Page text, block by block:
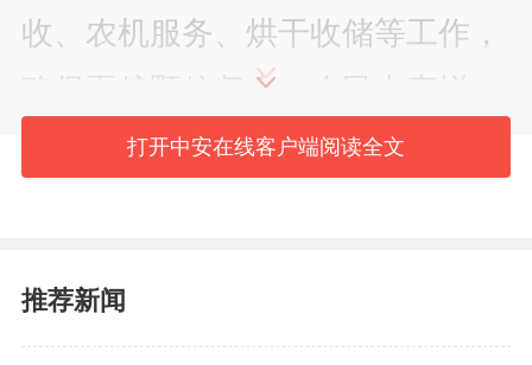
收、农机服务、烘干收储等工作，
确保夏粮颗粒归仓、农民丰产增
收。市领导潘君齐、董志诚参加。
滚滚，一派丰收景象。刘玉杰走进
田间地头，实地察看夏收进度，与
打开中安在线客户端阅读全文
推荐新闻